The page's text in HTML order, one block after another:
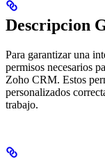
Descripcion
Para garantizar una
permisos necesarios
Zoho CRM. Estos
personalizados
trabajo.